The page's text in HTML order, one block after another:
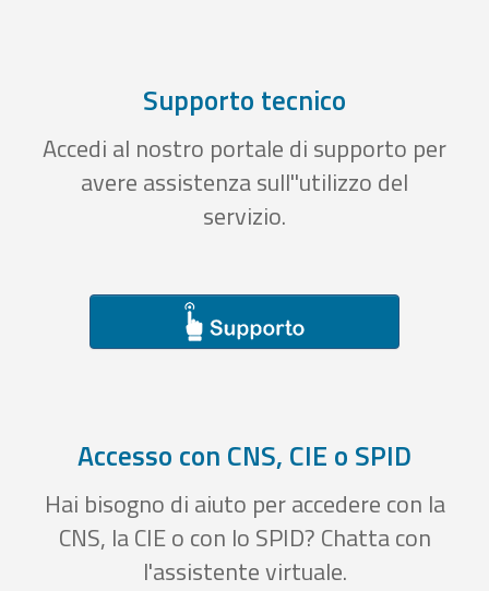
Supporto tecnico
Accedi al nostro portale di supporto per
avere assistenza sull''utilizzo del
servizio.
Accesso con CNS, CIE o SPID
Hai bisogno di aiuto per accedere con la
CNS, la CIE o con lo SPID? Chatta con
l'assistente virtuale.